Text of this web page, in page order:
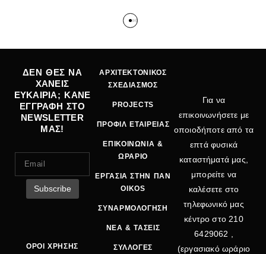
ΔΕΝ ΘΕΣ ΝΑ
ΧΑΝΕΙΣ
ΕΥΚΑΙΡΙΑ; ΚΑΝΕ
ΕΓΓΡΑΦΗ ΣΤΟ
NEWSLETTER
ΜΑΣ!
ΟΡΟΙ ΧΡΗΣΗΣ
ΑΡΧΙΤΕΚΤΟΝΙΚΟΣ
ΣΧΕΔΙΑΣΜΟΣ
PROJECTS
ΠΡΟΦΙΛ ΕΤΑΙΡΕΙΑΣ
ΕΠΙΚΟΙΝΩΝΙΑ &
ΩΡΑΡΙΟ
ΕΡΓΑΣΙΑ ΣΤΗΝ ΠΑΝ
OIKOS
ΣΥΝΑΡΜΟΛΟΓΗΣΗ
ΝΕΑ & ΤΑΣΕΙΣ
ΣΥΛΛΟΓΕΣ
Για να
επικοινωνήσετε με
οποιοδήποτε από τα
επτά φυσικά
καταστήματά μας,
μπορείτε να
καλέσετε στο
τηλεφωνικό μας
κέντρο στο 210
6429062
(εργασιακό ωράριο